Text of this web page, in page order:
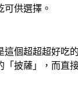
可供選擇。
這個超超超好吃
「披薩」，而直